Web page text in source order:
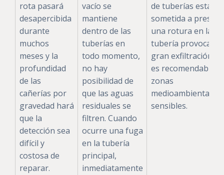
rota pasará
desapercibida
durante
muchos
meses y la
profundidad
de las
cañerías por
gravedad hará
que la
detección sea
difícil y
costosa de
reparar.
vacío se
mantiene
dentro de las
tuberías en
todo momento,
no hay
posibilidad de
que las aguas
residuales se
filtren. Cuando
ocurre una fuga
en la tubería
principal,
inmediatamente
de tuberías está
sometida a
una rotura en la
tubería provocará
gran exfiltración.
es recomendable
zonas
sensibles.